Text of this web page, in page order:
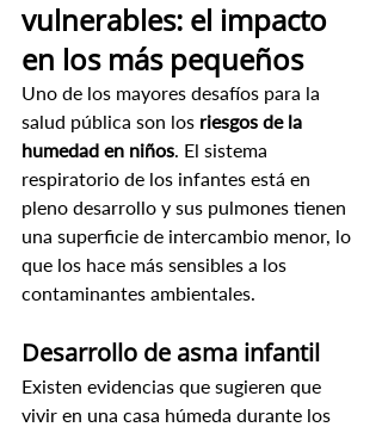
vulnerables: el impacto
en los más pequeños
Uno de los mayores desafíos para la
salud pública son los riesgos de la
humedad en niños . El sistema
respiratorio de los infantes está en
pleno desarrollo y sus pulmones tienen
una superficie de intercambio menor, lo
que los hace más sensibles a los
contaminantes ambientales.
Desarrollo de asma infantil
Existen evidencias que sugieren que
vivir en una casa húmeda durante los